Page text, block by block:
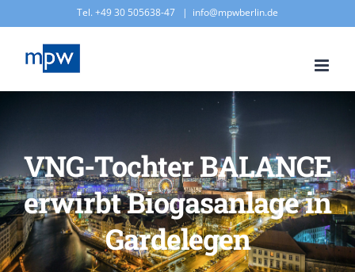
springen
Tel. +49 30 505638-47 | info@mpwberlin.de
VNG-Tochter BALANCE
erwirbt Biogasanlage in
Gardelegen